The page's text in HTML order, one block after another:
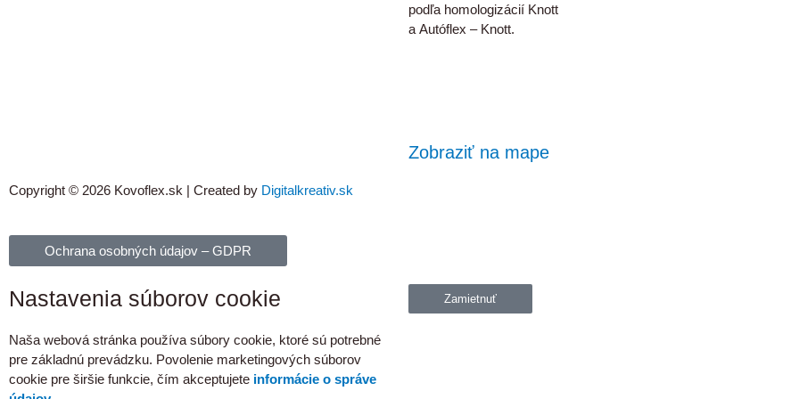
podľa homologizácií Knott
a Autóflex – Knott.
Zobraziť na mape
Copyright © 2026 Kovoflex.sk | Created by Digitalkreativ.sk
Ochrana osobných údajov – GDPR
Nastavenia súborov cookie
Naša webová stránka používa súbory cookie, ktoré sú potrebné
pre základnú prevádzku. Povolenie marketingových súborov
cookie pre širšie funkcie, čím akceptujete informácie o správe
Zamietnuť